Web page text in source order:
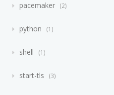
pacemaker 2
python 1
shell 1
start-tls 3